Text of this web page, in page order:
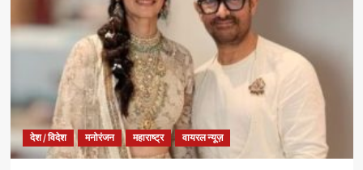
देश / विदेश मनोरंजन महाराष्ट्र वायरल न्यूज़